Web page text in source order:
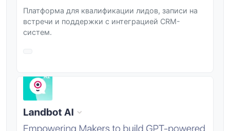
Платформа для квалификации лидов, записи на
встречи и поддержки с интеграцией CRM-
систем.